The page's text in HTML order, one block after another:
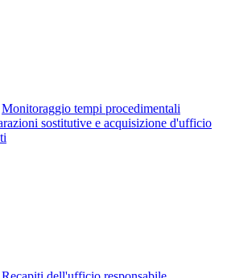
Monitoraggio tempi procedimentali
sostitutive e acquisizione d'ufficio